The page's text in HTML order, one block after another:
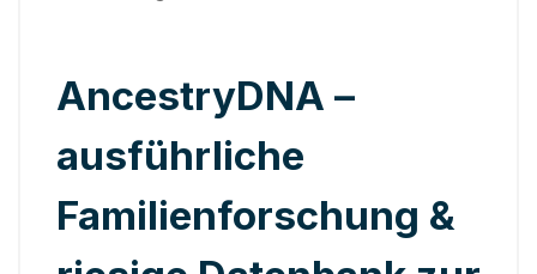
AncestryDNA –
ausführliche
Familienforschung &